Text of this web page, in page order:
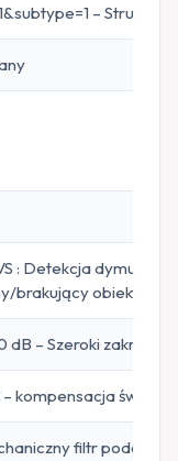
–
: Detekcja dymu,
brakujący obiekt,
dB – Szeroki zakres
kompensacja światła
filtr